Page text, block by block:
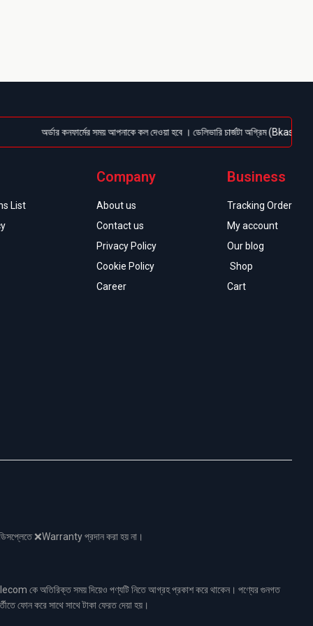
অর্ডার কনফার্মের সময় আপনাকে কল দেওয়া হবে । ডেলিভারি চার্জটা অগ্রিম (Bkash/
List
Company
About us
Contact us
Privacy Policy
Cookie Policy
Career
Business
Tracking Order
My account
Our blog
Shop
Cart
❌Warranty প্রদান করা হয় না।
কে অতিরিক্ত সময় দিয়েও পণ্যটি নিতে আগ্রহ প্রকাশ করে থাকেন। পণ্যের গুনগত
ফোন করে সাথে সাথে টাকা ফেরত দেয়া হয়।